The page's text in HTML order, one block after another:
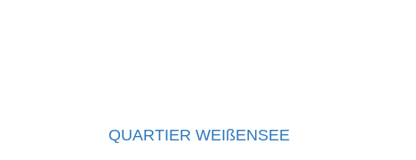
QUARTIER WEIßENSEE